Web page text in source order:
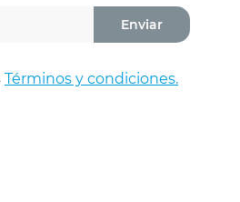
Enviar
Términos y condiciones.